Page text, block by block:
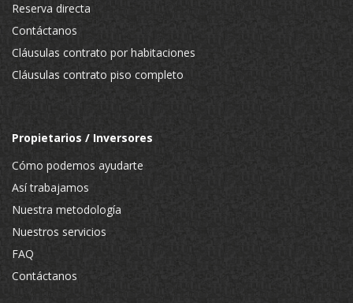
Reserva directa
Contáctanos
Cláusulas contrato por habitaciones
Cláusulas contrato piso completo
Propietarios / Inversores
Cómo podemos ayudarte
Así trabajamos
Nuestra metodología
Nuestros servicios
FAQ
Contáctanos